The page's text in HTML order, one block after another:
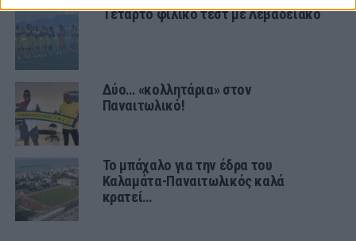
Τέταρτο φιλικό τεστ με Λεβαδειακό
Δύο… «κολλητάρια» στον
Παναιτωλικό!
Το μπάχαλο για την έδρα του
Καλαμάτα-Παναιτωλικός καλά
κρατεί…